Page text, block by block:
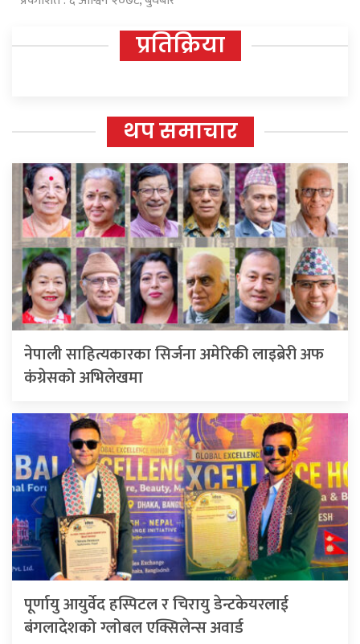
प्रतिक्रिया
थप समाचार
नेपाली साहित्यकारका सिर्जना अमेरिकी लाइब्रेरी अफ
कंग्रेसको अभिलेखमा
पूर्णायु आयुर्वेद हस्पिटल र चिरायु डेन्टकेयरलाई
बंगलादेशको ग्लोबल एक्सिलेन्स अवार्ड